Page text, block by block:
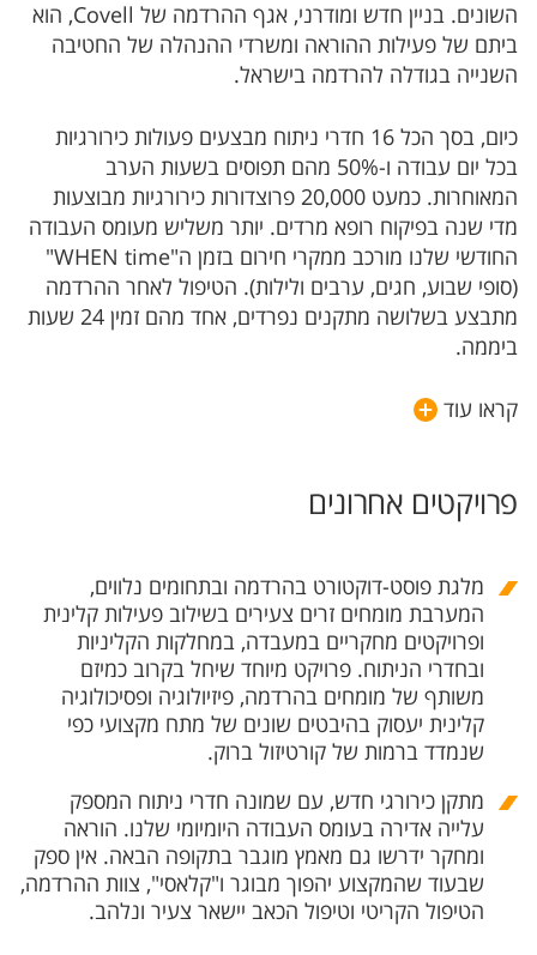
השונים. בניין חדש ומודרני, אגף ההרדמה של Covell, הוא
ביתם של פעילות ההוראה ומשרדי ההנהלה של החטיבה
השנייה בגודלה להרדמה בישראל.
כיום, בסך הכל 16 חדרי ניתוח מבצעים פעולות כירורגיות
בכל יום עבודה ו-50% מהם תפוסים בשעות הערב
המאוחרות. כמעט 20,000 פרוצדורות כירורגיות מבוצעות
מדי שנה בפיקוח רופא מרדים. יותר משליש מעומס העבודה
החודשי שלנו מורכב ממקרי חירום בזמן ה"WHEN time"
(סופי שבוע, חגים, ערבים ולילות). הטיפול לאחר ההרדמה
מתבצע בשלושה מתקנים נפרדים, אחד מהם זמין 24 שעות
ביממה.
קראו עוד
פרויקטים אחרונים
מלגת פוסט-דוקטורט בהרדמה ובתחומים נלווים,
המערבת מומחים זרים צעירים בשילוב פעילות קלינית
ופרויקטים מחקריים במעבדה, במחלקות הקליניות
ובחדרי הניתוח. פרויקט מיוחד שיחל בקרוב כמיזם
משותף של מומחים בהרדמה, פיזיולוגיה ופסיכולוגיה
קלינית יעסוק בהיבטים שונים של מתח מקצועי כפי
שנמדד ברמות של קורטיזול ברוק.
מתקן כירורגי חדש, עם שמונה חדרי ניתוח המספק
עלייה אדירה בעומס העבודה היומיומי שלנו. הוראה
ומחקר ידרשו גם מאמץ מוגבר בתקופה הבאה. אין ספק
שבעוד שהמקצוע יהפוך מבוגר ו"קלאסי", צוות ההרדמה,
הטיפול הקריטי וטיפול הכאב יישאר צעיר ונלהב.